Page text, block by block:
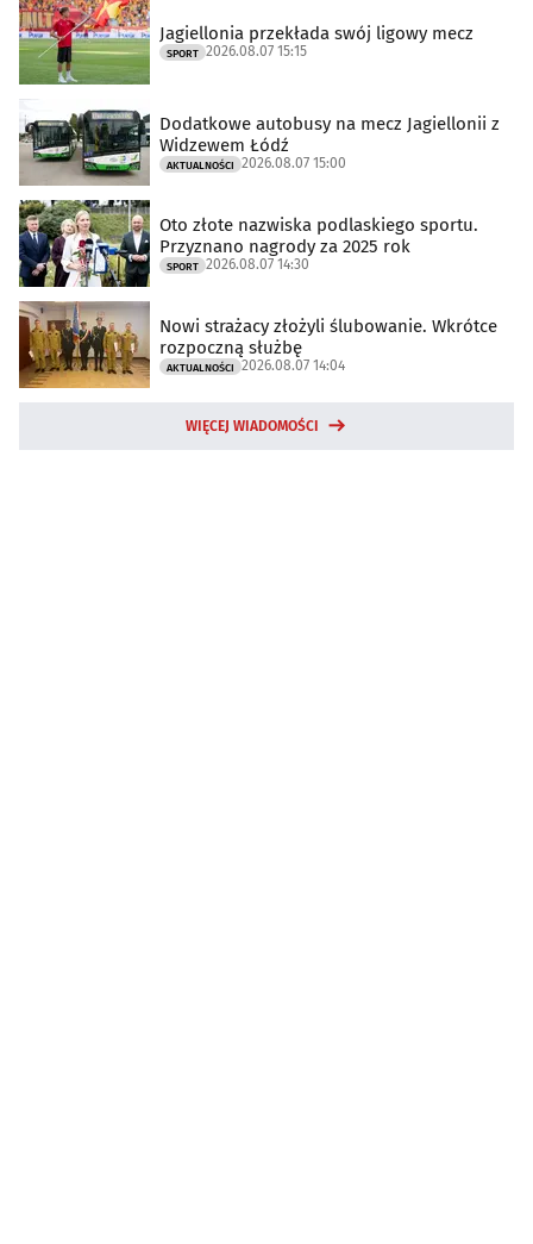
Jagiellonia przekłada swój ligowy mecz
SPORT 2026.08.07 15:15
Dodatkowe autobusy na mecz Jagiellonii z
Widzewem Łódź
AKTUALNOŚCI 2026.08.07 15:00
Oto złote nazwiska podlaskiego sportu.
Przyznano nagrody za 2025 rok
SPORT 2026.08.07 14:30
Nowi strażacy złożyli ślubowanie. Wkrótce
rozpoczną służbę
AKTUALNOŚCI 2026.08.07 14:04
WIĘCEJ WIADOMOŚCI